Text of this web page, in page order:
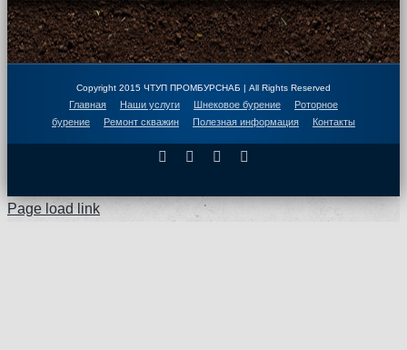
Copyright 2015 ЧТУП ПРОМБУРСНАБ | All Rights Reserved
Главная Наши услуги Шнековое бурение
Роторное
бурение
Ремонт скважин Полезная информация Контакты
Facebook Instagram
Page load link